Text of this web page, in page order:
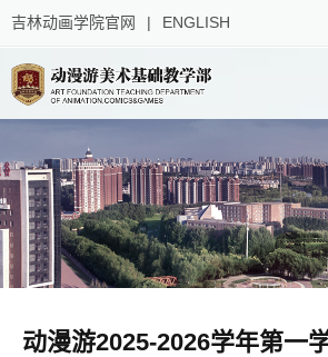
吉林动画学院官网 | ENGLISH
动漫游2025-2026学年第一